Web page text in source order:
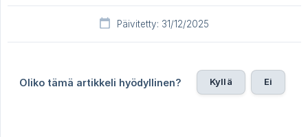
Päivitetty: 31/12/2025
Oliko tämä artikkeli hyödyllinen? Kyllä Ei